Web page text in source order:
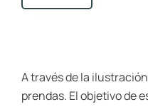
A través de la
prendas. El objetivo de